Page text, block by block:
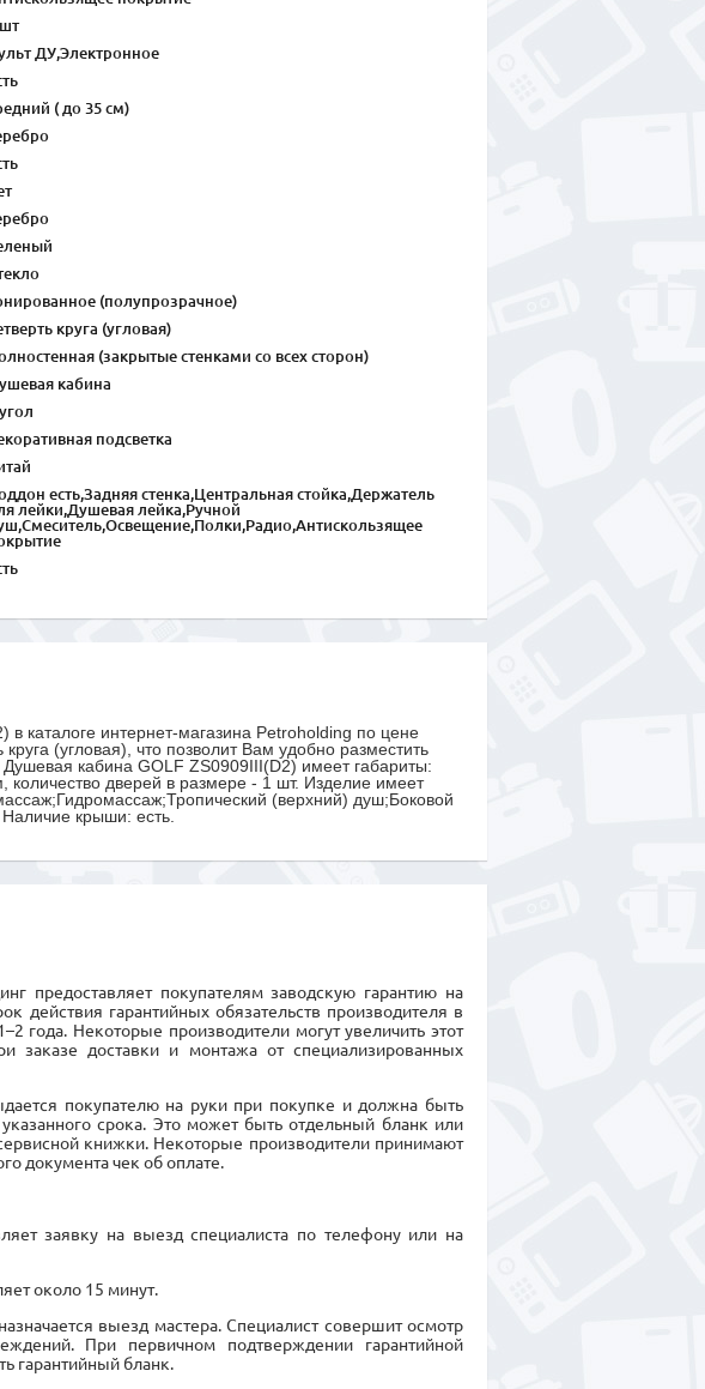
ДУ,Электронное
( до 35 см)
(полупрозрачное)
круга (угловая)
(закрытые стенками со всех сторон)
кабина
подсветка
есть,Задняя стенка,Центральная стойка,Держатель
лейки,Душевая лейка,Ручной
каталоге интернет-магазина Petroholding по цене
(угловая), что позволит Вам удобно разместить
кабина GOLF ZS0909III(D2) имеет габариты:
дверей в размере - 1 шт. Изделие имеет
(верхний) душ;Боковой
крыши: есть.
предоставляет покупателям заводскую гарантию на
действия гарантийных обязательств производителя в
года. Некоторые производители могут увеличить этот
заказе доставки и монтажа от специализированных
покупателю на руки при покупке и должна быть
срока. Это может быть отдельный бланк или
книжки. Некоторые производители принимают
документа чек об оплате.
заявку на выезд специалиста по телефону или на
около 15 минут.
выезд мастера. Специалист совершит осмотр
При первичном подтверждении гарантийной
гарантийный бланк.